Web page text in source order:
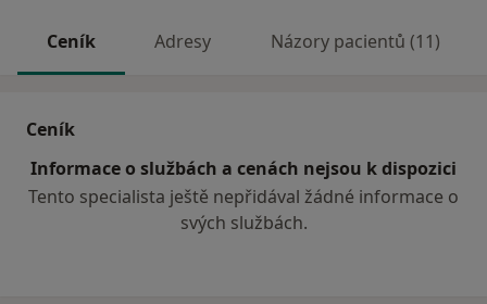
Ceník Adresy Názory pacientů (11)
Ceník
Informace o službách a cenách nejsou k dispozici
Tento specialista ještě nepřidával žádné informace o
svých službách.